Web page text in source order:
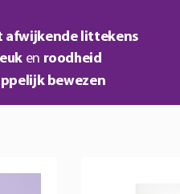
afwijkende littekens
en roodheid
bewezen